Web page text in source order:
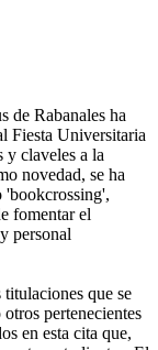
de Rabanales ha
Fiesta Universitaria
y claveles a la
novedad, se ha
'bookcrossing',
fomentar el
personal
que se
pertenecientes
en esta cita que,